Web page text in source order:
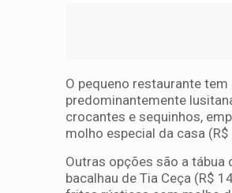
O pequeno restaurante
predominantemente
crocantes e sequinhos,
molho especial da casa (R$
Outras opções são a tábua
bacalhau de Tia Ceça (R$